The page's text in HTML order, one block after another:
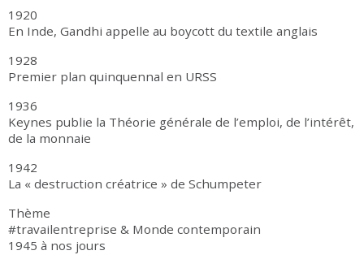
1920
En Inde, Gandhi appelle au boycott du textile anglais
1928
Premier plan quinquennal en URSS
1936
Keynes publie la Théorie générale de l’emploi, de l’intérêt,
de la monnaie
1942
La « destruction créatrice » de Schumpeter
Thème
#travailentreprise & Monde contemporain
1945 à nos jours